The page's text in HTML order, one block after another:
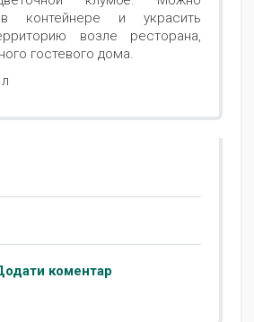
контейнере и украсить
возле ресторана,
гостевого дома.
коментар